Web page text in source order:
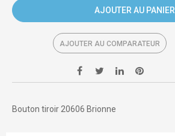
AJOUTER AU PANIER
AJOUTER AU COMPARATEUR
Bouton tiroir 20606 Brionne